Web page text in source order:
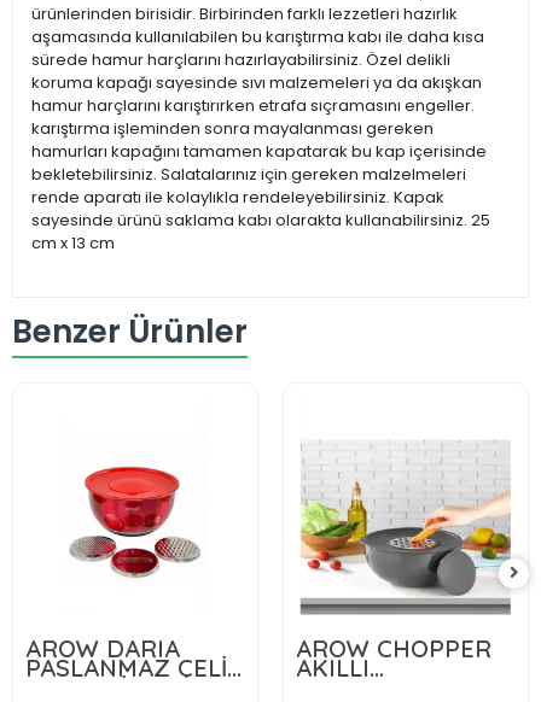
ürünlerinden birisidir. Birbirinden farklı lezzetleri hazırlık
aşamasında kullanılabilen bu karıştırma kabı ile daha kısa
sürede hamur harçlarını hazırlayabilirsiniz. Özel delikli
koruma kapağı sayesinde sıvı malzemeleri ya da akışkan
hamur harçlarını karıştırırken etrafa sıçramasını engeller.
karıştırma işleminden sonra mayalanması gereken
hamurları kapağını tamamen kapatarak bu kap içerisinde
bekletebilirsiniz. Salatalarınız için gereken malzelmeleri
rende aparatı ile kolaylıkla rendeleyebilirsiniz. Kapak
sayesinde ürünü saklama kabı olarakta kullanabilirsiniz. 25
cm x 13 cm
Benzer Ürünler
AROW DARIA
PASLANMAZ ÇELİK
RENDELİ KAPAKLI
870,00 TL AROW CHOPPER
AKILLI
KARIŞTIRMA &
668,00 TL